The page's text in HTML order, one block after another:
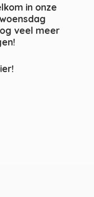
in onze
veel meer